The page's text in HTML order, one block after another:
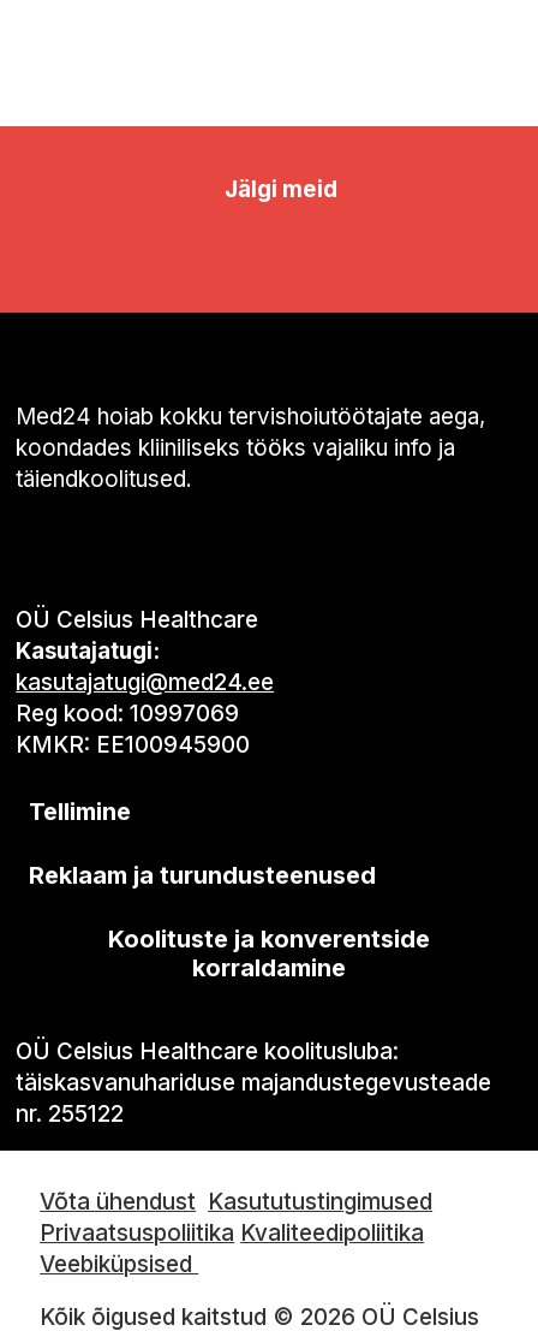
Jälgi meid
Med24 hoiab kokku tervishoiutöötajate aega,
koondades kliiniliseks tööks vajaliku info ja
täiendkoolitused.
OÜ Celsius Healthcare
Kasutajatugi:
kasutajatugi@med24.ee
Reg kood: 10997069
KMKR: EE100945900
Tellimine
Reklaam ja turundusteenused
Koolituste ja konverentside
korraldamine
OÜ Celsius Healthcare koolitusluba:
täiskasvanuhariduse majandustegevusteade
nr. 255122
Võta ühendust Kasututustingimused
Privaatsuspoliitika Kvaliteedipoliitika
Veebiküpsised
Kõik õigused kaitstud © 2026 OÜ Celsius